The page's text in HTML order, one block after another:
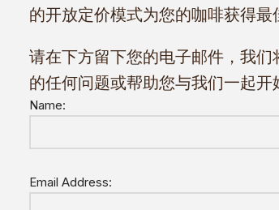
的开放定价模式为您的咖啡获得最
请在下方留下您的电子邮件，我们
的任何问题或帮助您与我们一起开
Name:
Email Address: